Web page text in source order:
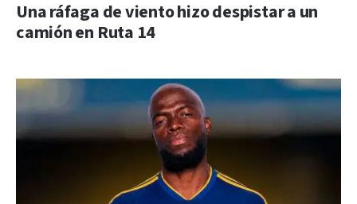
Una ráfaga de viento hizo despistar a un
camión en Ruta 14